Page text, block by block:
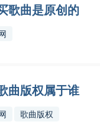
歌曲是原创的
曲版权属于谁
歌曲版权